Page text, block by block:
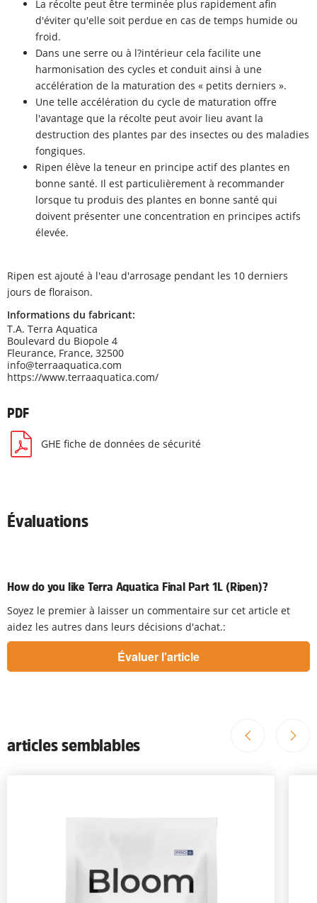
La récolte peut être terminée plus rapidement afin
d'éviter qu'elle soit perdue en cas de temps humide ou
froid.
Dans une serre ou à l?intérieur cela facilite une
harmonisation des cycles et conduit ainsi à une
accélération de la maturation des « petits derniers ».
Une telle accélération du cycle de maturation offre
l'avantage que la récolte peut avoir lieu avant la
destruction des plantes par des insectes ou des maladies
fongiques.
Ripen élève la teneur en principe actif des plantes en
bonne santé. Il est particulièrement à recommander
lorsque tu produis des plantes en bonne santé qui
doivent présenter une concentration en principes actifs
élevée.
Ripen est ajouté à l'eau d'arrosage pendant les 10 derniers
jours de floraison.
Informations du fabricant:
T.A. Terra Aquatica
Boulevard du Biopole 4
Fleurance, France, 32500
info@terraaquatica.com
https://www.terraaquatica.com/
PDF
GHE fiche de données de sécurité
Évaluations
How do you like Terra Aquatica Final Part 1L (Ripen)?
Soyez le premier à laisser un commentaire sur cet article et
aidez les autres dans leurs décisions d'achat.:
articles semblables